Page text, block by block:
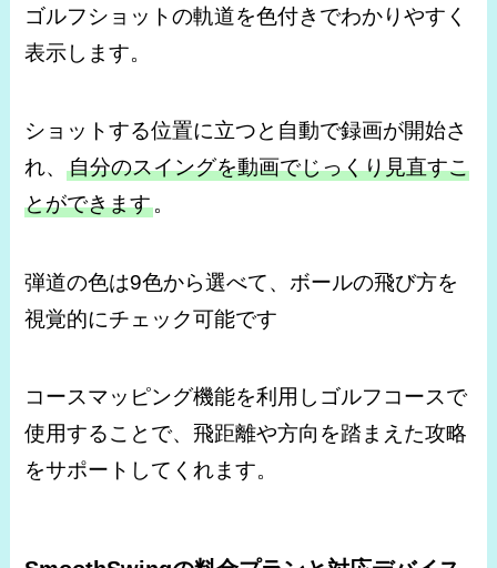
ゴルフショットの軌道を色付きでわかりやすく
表示します。
ショットする位置に立つと自動で録画が開始さ
れ、自分のスイングを動画でじっくり見直すこ
とができます。
弾道の色は9色から選べて、ボールの飛び方を
視覚的にチェック可能です
コースマッピング機能を利用しゴルフコースで
使用することで、飛距離や方向を踏まえた攻略
をサポートしてくれます。